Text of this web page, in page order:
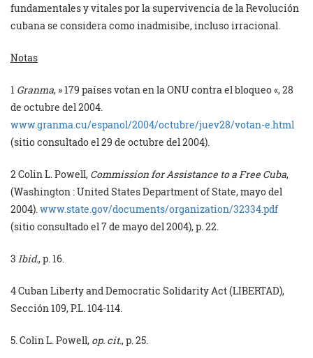
fundamentales y vitales por la supervivencia de la Revolución
cubana se considera como inadmisibe, incluso irracional.
Notas
1 Granma, » 179 países votan en la ONU contra el bloqueo «, 28
de octubre del 2004.
www.granma.cu/espanol/2004/octubre/juev28/votan-e.html
(sitio consultado el 29 de octubre del 2004).
2 Colin L. Powell, Commission for Assistance to a Free Cuba,
(Washington : United States Department of State, mayo del
2004).www.state.gov/documents/organization/32334.pdf
(sitio consultado el 7 de mayo del 2004), p. 22.
3 Ibid., p. 16.
4 Cuban Liberty and Democratic Solidarity Act (LIBERTAD),
Sección 109, P.L. 104-114.
5. Colin L. Powell, op. cit., p. 25.